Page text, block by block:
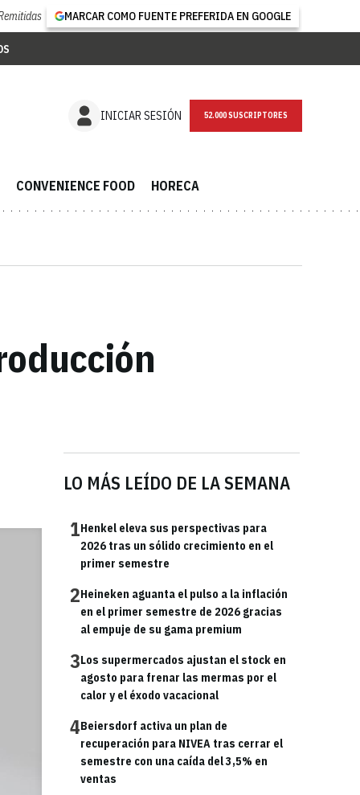
MARCAR COMO FUENTE PREFERIDA EN GOOGLE
INICIAR SESIÓN NEWSLETTER
CONVENIENCE FOOD HORECA
LO MÁS LEÍDO DE LA SEMANA
1Henkel eleva sus perspectivas para
2026 tras un sólido crecimiento en el
primer semestre
2Heineken aguanta el pulso a la inflación
en el primer semestre de 2026 gracias
al empuje de su gama premium
3Los supermercados ajustan el stock en
agosto para frenar las mermas por el
calor y el éxodo vacacional
4Beiersdorf activa un plan de
recuperación para NIVEA tras cerrar el
semestre con una caída del 3,5% en
ventas